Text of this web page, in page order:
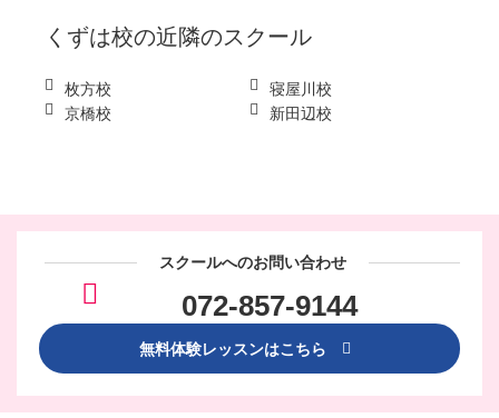
くずは校の近隣のスクール
枚方校
寝屋川校
京橋校
新田辺校
スクールへのお問い合わせ
072-857-9144
無料体験レッスンはこちら